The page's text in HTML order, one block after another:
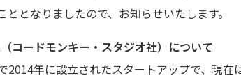
となりましたので、お知らせいたします。
ードモンキー・スタジオ社）について
2014年に設立されたスタートアップで、現